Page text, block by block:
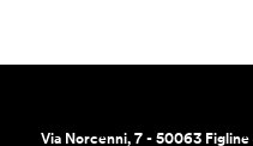
Via Norcenni, 7 - 50063 Figline